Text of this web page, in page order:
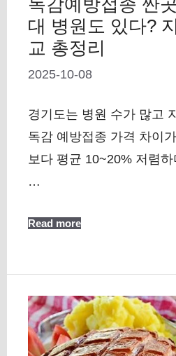
독감예방접종 싼
대 병원도 있다?
교 총정리
2025-10-08
경기도는 병원 수가 많고
독감 예방접종 가격 차이
보다 평균 10~20% 저렴
…
Read more